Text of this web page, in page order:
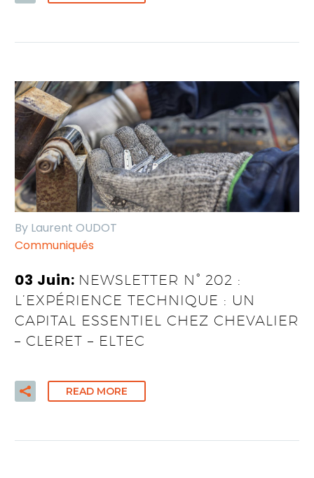
By Laurent OUDOT
Communiqués
03 Juin: NEWSLETTER N° 202 :
L’EXPÉRIENCE TECHNIQUE : UN
CAPITAL ESSENTIEL CHEZ CHEVALIER
– CLERET – ELTEC
READ MORE